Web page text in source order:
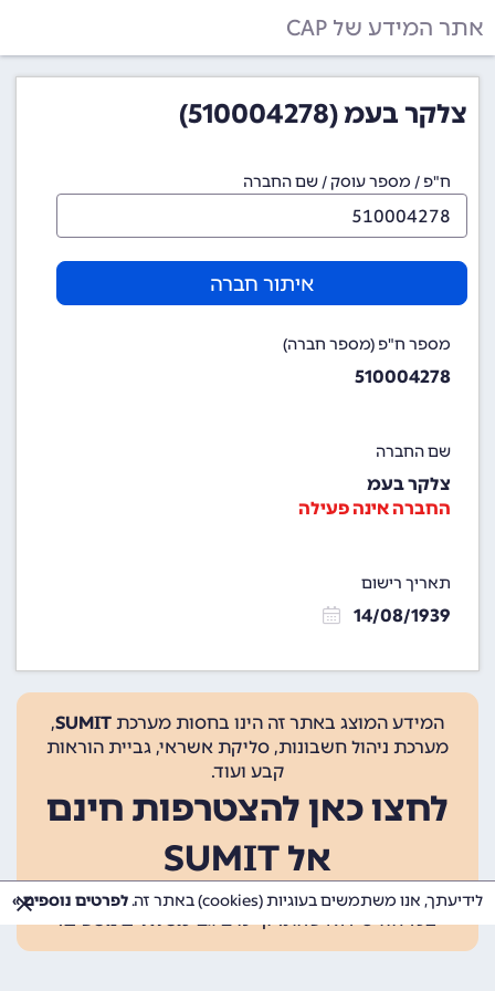
אתר המידע של CAP
צלקר בעמ (510004278)
ח"פ / מספר עוסק / שם החברה
איתור חברה
מספר ח"פ (מספר חברה)
510004278
שם החברה
צלקר בעמ
החברה אינה פעילה
תאריך רישום
14/08/1939
המידע המוצג באתר זה הינו בחסות מערכת SUMIT
,
מערכת ניהול חשבונות, סליקת אשראי, גביית הוראות
קבע ועוד.
לחצו כאן להצטרפות חינם
אל SUMIT
ההצטרפות אינה כרוכה בתשלום, ומאפשרת 10 פעולות
בכל חודש ללא עלות. קיימים גםמסלולים נוספים.
לידיעתך, אנו משתמשים בעוגיות (cookies) באתר זה. לפרטים נוספים »